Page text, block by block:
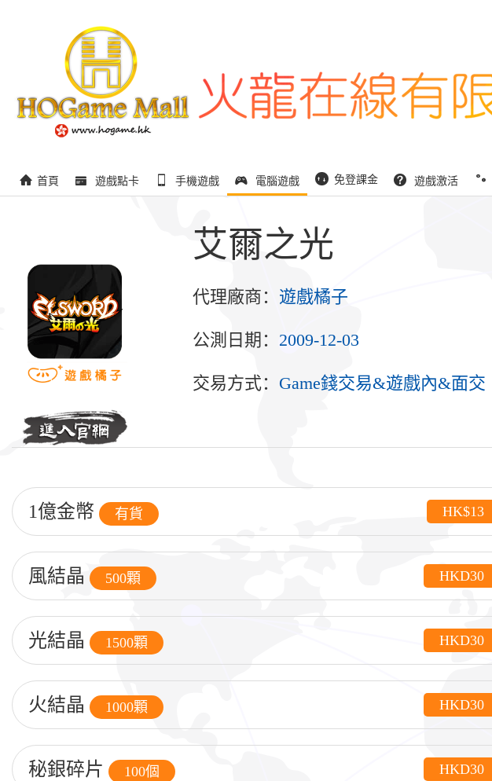
首頁 遊戲點卡 手機遊戲 電腦遊戲 免登課金 遊戲激活
艾爾之光
代理廠商： 遊戲橘子
公測日期： 2009-12-03
交易方式： Game錢交易&遊戲內&面交
1億金幣 有貨 HK$13
風結晶 500顆 HKD30
光結晶 1500顆 HKD30
火結晶 1000顆 HKD30
秘銀碎片 100個 HKD30